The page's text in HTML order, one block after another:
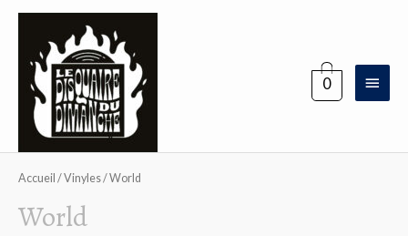
Menu
0
Accueil /Vinyles/ World
World